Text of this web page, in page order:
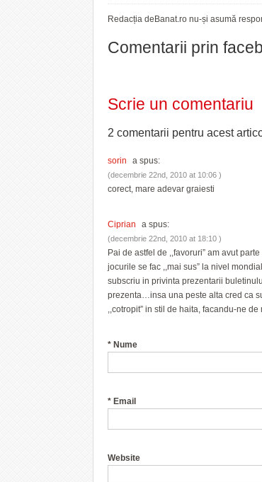
Redacția deBanat.ro nu-și asumă
Comentarii prin
Scrie un comentariu
2 comentarii pentru acest
sorin a spus:
(decembrie 22nd, 2010 at 10:06 )
corect, mare adevar graiesti
Ciprian a spus:
(decembrie 22nd, 2010 at 18:10 )
Pai de astfel de ,,favoruri” am avut
jocurile se fac ,,mai sus” la nivel
subscriu in privinta prezentarii
prezenta…insa una peste alta cred ca
,,cotropit” in stil de haita, facandu-ne
* Nume
* Email
Website